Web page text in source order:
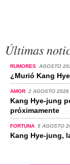
Últimas
RUMORES AGOSTO
¿Murió Kang
AMOR 2 AGOSTO 2026
Kang Hye-jung
próximamente
FORTUNA 5 AGOSTO
Kang Hye-jung,